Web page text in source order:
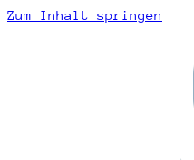
Zum Inhalt springen